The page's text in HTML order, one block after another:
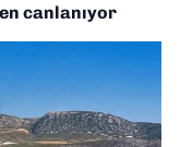
canlanıyor